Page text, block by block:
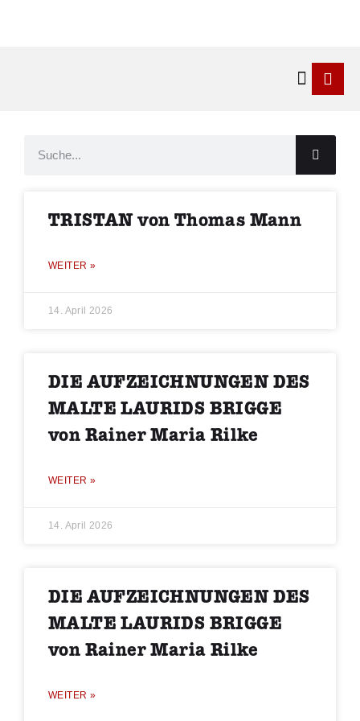
TRISTAN von Thomas Mann
WEITER »
14. April 2026
DIE AUFZEICHNUNGEN DES
MALTE LAURIDS BRIGGE
von Rainer Maria Rilke
WEITER »
14. April 2026
DIE AUFZEICHNUNGEN DES
MALTE LAURIDS BRIGGE
von Rainer Maria Rilke
WEITER »